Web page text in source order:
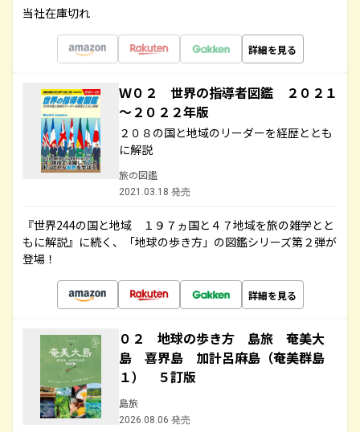
当社在庫切れ
詳細を見る
Ｗ０２ 世界の指導者図鑑 ２０２１
～２０２２年版
２０８の国と地域のリーダーを経歴ととも
に解説
旅の図鑑
2021.03.18 発売
『世界244の国と地域 １９７ヵ国と４７地域を旅の雑学とと
もに解説』に続く、「地球の歩き方」の図鑑シリーズ第２弾が
登場！
詳細を見る
０２ 地球の歩き方 島旅 奄美大
島 喜界島 加計呂麻島（奄美群島
１） ５訂版
島旅
2026.08.06 発売